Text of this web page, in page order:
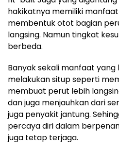
hakikatnya memiliki
membentuk otot bagian
langsing. Namun tingkat
berbeda.
Banyak sekali manfaat
melakukan situp seperti
membuat perut lebih
dan juga menjauhkan dari
juga penyakit jantung.
percaya diri dalam
juga tetap terjaga.